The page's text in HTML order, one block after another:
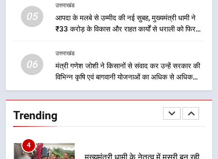
05
उत्तराखंड
आपदा के मलबे से उम्मीद की नई सुबह, मुख्यमंत्री धामी ने
₹33 करोड़ के विकास और राहत कार्यों से धराली को फिर
06
उत्तराखंड
मंत्री गणेश जोशी ने किसानों से संवाद कर उन्हें सरकार की
विभिन्न कृषि एवं बागवानी योजनाओं का अधिक से अधिक
लाभ उठाने का आह्वान किया
Trending
3
मुख्यमंत्री धामी के कुशल नेतृत्व में कांवड़
विकास और पर्यटन का नया केंद्र
5